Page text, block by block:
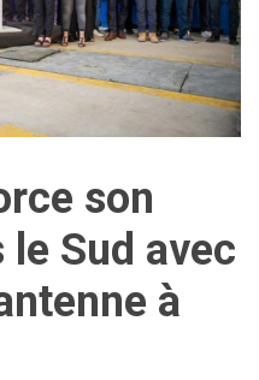
son
Sud avec
à